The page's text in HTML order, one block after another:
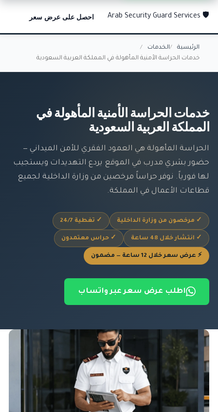
🛡️ Arab Security Guard Services احصل على عرض سعر
الرئيسية
الخدمات
خدمات الحراسة الأمنية المأهولة في المملكة العربية السعودية
خدمات الحراسة الأمنية المأهولة في
المملكة العربية السعودية
الحراسة المأهولة هي العمود الفقري للأمن الميداني —
حضور بشري مدرب في الموقع يردع التهديدات ويستجيب
لها فورياً. نوفر حراساً مرخصين من وزارة الداخلية لجميع
قطاعات الأعمال في المملكة.
✓ مرخصون من وزارة الداخلية ✓ تغطية 24/7
✓ انتشار خلال 48 ساعة ✓ حراس معتمدون
⚡ عرض سعر خلال 12 ساعة — مضمون
اطلب عرض سعر عبر واتساب